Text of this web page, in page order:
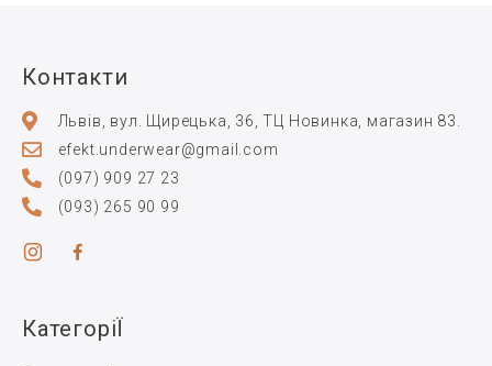
Контакти
Львів, вул. Щирецька, 36, ТЦ Новинка, магазин 83.
efekt.underwear@gmail.com
(097) 909 27 23
(093) 265 90 99
КатегоріЇ